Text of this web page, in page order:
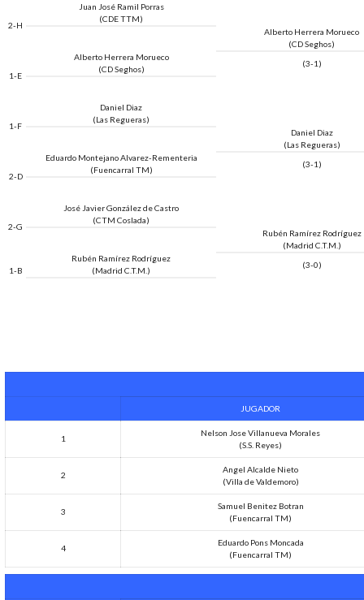
2-H
Juan José Ramil Porras
(CDE TTM)
Alberto Herrera Morueco
(CD Seghos)
1-E
Alberto Herrera Morueco
(CD Seghos)
(3-1)
1-F
Daniel Diaz
(Las Regueras)
Daniel Diaz
(Las Regueras)
2-D
Eduardo Montejano Alvarez-Rementeria
(Fuencarral TM)
(3-1)
2-G
José Javier González de Castro
(CTM Coslada)
Rubén Ramírez Rodríguez
(Madrid C.T.M.)
1-B
Rubén Ramírez Rodríguez
(Madrid C.T.M.)
(3-0)
JUGADOR
1
Nelson Jose Villanueva Morales
(S.S. Reyes)
2
Angel Alcalde Nieto
(Villa de Valdemoro)
3
Samuel Benitez Botran
(Fuencarral TM)
4
Eduardo Pons Moncada
(Fuencarral TM)